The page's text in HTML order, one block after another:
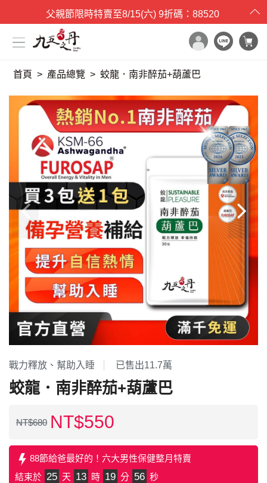
父親節限時特賣至8/15(六) 9折碼：88520
x
首頁
所有產品
世界品質評鑑
品牌原料
產品檢驗
最新消息
保健專欄
媒體報導
名人推薦
九五闆闆
企業大宗採購/批發
💪 男性六大保健
至尊・黑瑪卡+酵母鋅 (熱銷NO1.)
英雄．20倍南瓜籽+茄紅素 (熱銷第NO3.)
蛟龍．南非醉茄+葫蘆巴
戰神．超級薑黃素+頂級紅蔘
首頁 產品總覽 蛟龍．南非醉茄+葫蘆巴
 
戰力釋放、幫助入睡 已售出11.7萬
蛟龍．南非醉茄+葫蘆巴
NT$680 NT$550
88節給爸最好的！六大男性保健整月特賣
結束於 25 天 13 時 19 分 55 秒